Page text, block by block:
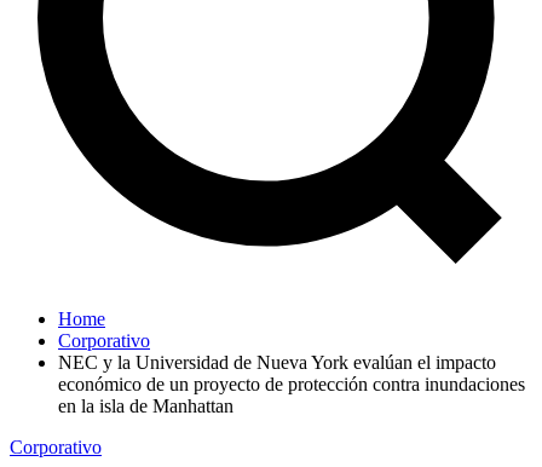
Home
Corporativo
NEC y la Universidad de Nueva York evalúan el impacto
económico de un proyecto de protección contra inundaciones
en la isla de Manhattan
Corporativo